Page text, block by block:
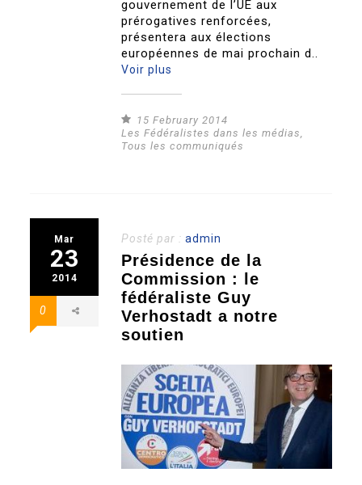
gouvernement de l’UE aux
prérogatives renforcées,
présentera aux élections
européennes de mai prochain d..
Voir plus
15 February 2014
Les Fédéralistes dans les médias
Tous les communiqués
Mar
23
2014
0
Posté par :admin
Présidence de la
Commission : le
fédéraliste Guy
Verhostadt a notre
soutien